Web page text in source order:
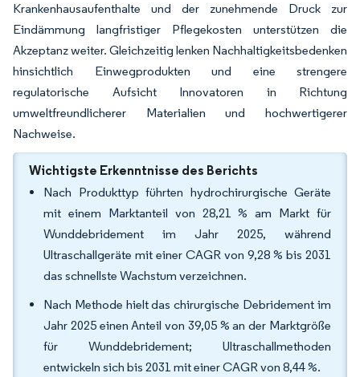
Krankenhausaufenthalte und der zunehmende Druck zur
Eindämmung langfristiger Pflegekosten unterstützen die
Akzeptanz weiter. Gleichzeitig lenken Nachhaltigkeitsbedenken
hinsichtlich Einwegprodukten und eine strengere
regulatorische Aufsicht Innovatoren in Richtung
umweltfreundlicherer Materialien und hochwertigerer
Nachweise.
Wichtigste Erkenntnisse des Berichts
Nach Produkttyp führten hydrochirurgische Geräte
mit einem Marktanteil von 28,21 % am Markt für
Wunddebridement im Jahr 2025, während
Ultraschallgeräte mit einer CAGR von 9,28 % bis 2031
das schnellste Wachstum verzeichnen.
Nach Methode hielt das chirurgische Debridement im
Jahr 2025 einen Anteil von 39,05 % an der Marktgröße
für Wunddebridement; Ultraschallmethoden
entwickeln sich bis 2031 mit einer CAGR von 8,44 %.